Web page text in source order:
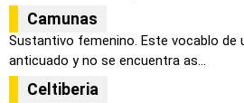
Camunas
Sustantivo femenino. Este vocablo de
anticuado y no se encuentra as...
Celtiberia